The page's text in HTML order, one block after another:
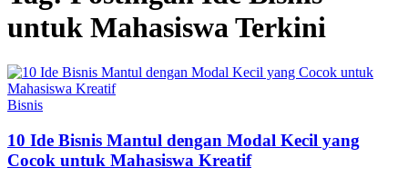
untuk Mahasiswa Terkini
Bisnis
10 Ide Bisnis Mantul dengan Modal Kecil yang
Cocok untuk Mahasiswa Kreatif